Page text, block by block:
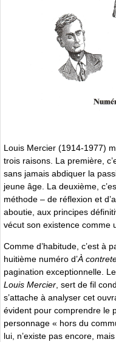
Louis Mercier (1914-1977)
trois raisons. La première,
sans jamais abdiquer la
jeune âge. La deuxième,
méthode – de réflexion et
aboutie, aux principes
vécut son existence comme
Comme d’habitude, c’est à
huitième numéro d’À
pagination exceptionnelle.
Louis Mercier , sert de fil
s’attache à analyser cet
évident pour comprendre le
personnage « hors du
lui, n’existe pas encore,